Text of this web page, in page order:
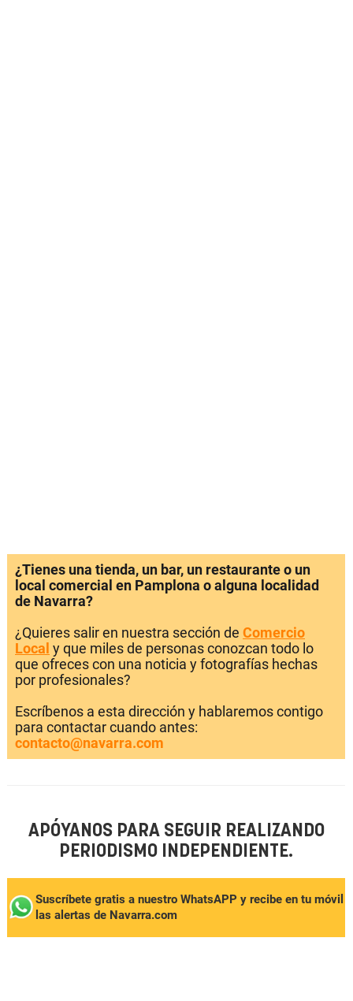
¿Tienes una tienda, un bar, un restaurante o un
local comercial en Pamplona o alguna localidad
de Navarra?
¿Quieres salir en nuestra sección de Comercio
Local y que miles de personas conozcan todo lo
que ofreces con una noticia y fotografías hechas
por profesionales?
Escríbenos a esta dirección y hablaremos contigo
para contactar cuando antes:
contacto@navarra.com
APÓYANOS PARA SEGUIR REALIZANDO
PERIODISMO INDEPENDIENTE.
Suscríbete gratis a nuestro WhatsAPP y recibe en tu móvil
las alertas de Navarra.com